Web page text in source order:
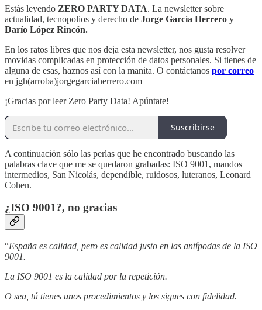
Estás leyendo ZERO PARTY DATA. La newsletter sobre
actualidad, tecnopolios y derecho de Jorge García Herrero y
Darío López Rincón.
En los ratos libres que nos deja esta newsletter, nos gusta resolver
movidas complicadas en protección de datos personales. Si tienes de
alguna de esas, haznos así con la manita. O contáctanos por correo
en jgh(arroba)jorgegarciaherrero.com
¡Gracias por leer Zero Party Data! Apúntate!
Suscribirse
A continuación sólo las perlas que he encontrado buscando las
palabras clave que me se quedaron grabadas: ISO 9001, mandos
intermedios, San Nicolás, dependible, ruidosos, luteranos, Leonard
Cohen.
¿ISO 9001?, no gracias
“España es calidad, pero es calidad justo en las antípodas de la ISO
9001.
La ISO 9001 es la calidad por la repetición.
O sea, tú tienes unos procedimientos y los sigues con fidelidad.